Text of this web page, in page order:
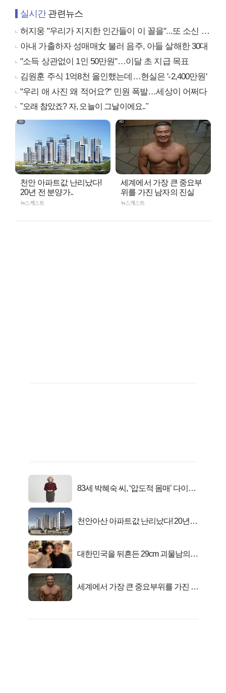
실시간관련뉴스
허지웅 "우리가 지지한 인간들이 이 꼴을"...또 소신 발언
아내 가출하자 성매매女 불러 음주, 아들 살해한 30대
"소득 상관없이 1인 50만원"…이달 초 지급 목표
김원훈 주식 1억8천 올인했는데…현실은 '-2,400만원'
"우리 애 사진 왜 적어요?" 민원 폭발…세상이 어쩌다
"오래 참았죠? 자, 오늘이 그날이에요.."
천안 아파트값 난리났다!
20년 전 분양가..
뉴스캐스트
세계에서 가장 큰 중요부
위를 가진 남자의 진실
뉴스캐스트
83세 박혜숙 씨, ‘압도적 몸매’ 다이어
천안아산 아파트값 난리났다! 20년
대한민국을 뒤흔든 29cm 괴물남의
세계에서 가장 큰 중요부위를 가진 남